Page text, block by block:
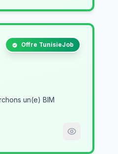
Offre TunisieJob